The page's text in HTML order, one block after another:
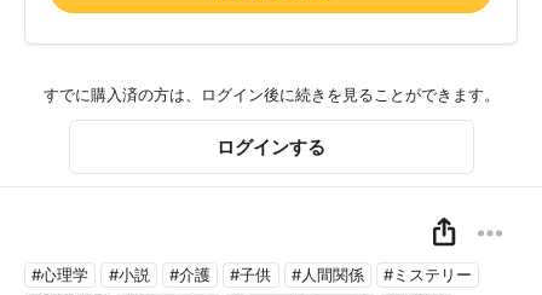
すでに購入済の方は、ログイン後に続きを見ることができます。
ログインする
#心理学 #小説 #介護 #子供 #人間関係
#ミステリー